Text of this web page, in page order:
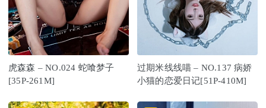
虎森森 – NO.024 蛇喰梦子
[35P-261M]
过期米线线喵 – NO.137 病娇
小猫的恋爱日记[51P-410M]